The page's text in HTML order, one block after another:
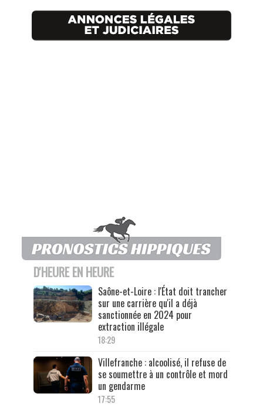
D'HEURE EN HEURE
Saône-et-Loire : l'État doit trancher
sur une carrière qu'il a déjà
sanctionnée en 2024 pour
extraction illégale
18:29
Villefranche : alcoolisé, il refuse de
se soumettre à un contrôle et mord
un gendarme
17:55